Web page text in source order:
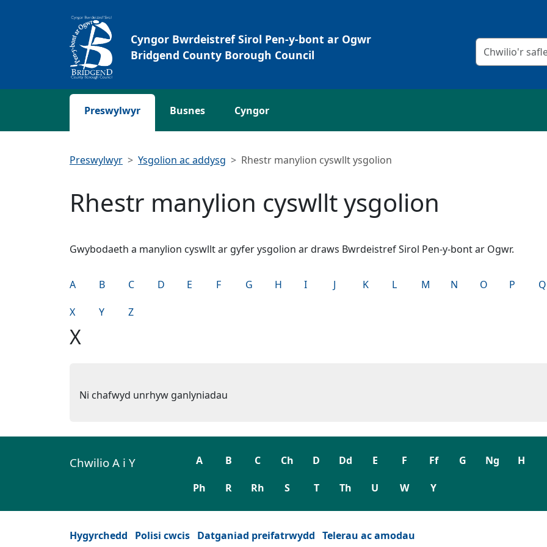
Cyngor Bwrdeistref Sirol Pen-y-bont ar Ogwr
Bridgend County Borough Council
Meini prawf
Preswylwyr Busnes Cyngor
Preswylwyr Ysgolion ac addysg Rhestr manylion cyswllt ysgolion
Rhestr manylion cyswllt ysgolion
Gwybodaeth a manylion cyswllt ar gyfer ysgolion ar draws Bwrdeistref Sirol Pen-y-bont ar Ogwr.
A B C D E F G H I J K L M N O P Q
X Y Z
X
Ni chafwyd unrhyw ganlyniadau
Chwilio A i Y A B C Ch D Dd E F Ff G Ng H
Ph R Rh S T Th U W Y
Hygyrchedd Polisi cwcis Datganiad preifatrwydd Telerau ac amodau